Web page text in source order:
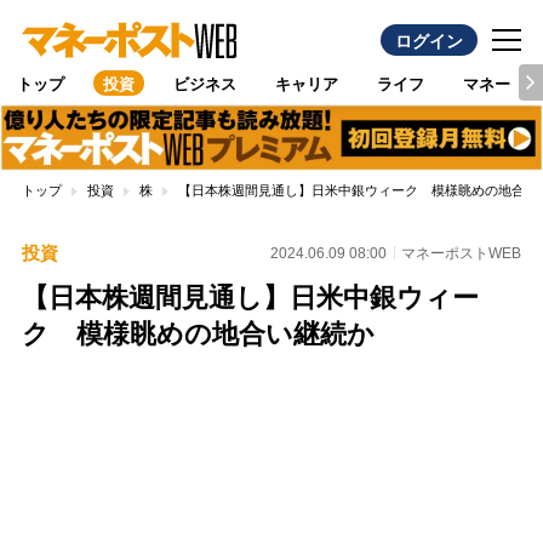
ログイン
トップ 投資 ビジネス キャリア ライフ マネー
トップ 投資 株 【日本株週間見通し】日米中銀ウィーク 模様眺めの地合い
投資 2024.06.09 08:00 マネーポストWEB
【日本株週間見通し】日米中銀ウィー
ク 模様眺めの地合い継続か